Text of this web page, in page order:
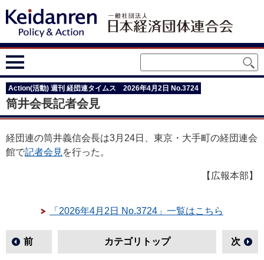
Action(活動) 週刊 経団連タイムス 2026年4月2日 No.3724
筒井会長記者会見
経団連の筒井義信会長は3月24日、東京・大手町の経団連会
館で記者会見を行った。
【広報本部】
「2026年4月2日 No.3724」一覧はこちら
前 カテゴリトップ 次